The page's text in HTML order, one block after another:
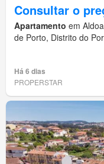
Consultar o
Apartamento em
de Porto, Distrito do
Há 6 dias
PROPERSTAR